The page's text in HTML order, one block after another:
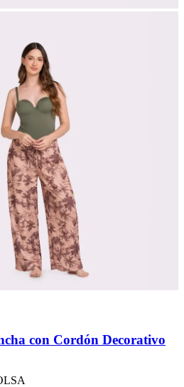
con Cordón Decorativo